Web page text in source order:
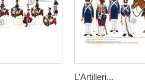
L’Artilleri...